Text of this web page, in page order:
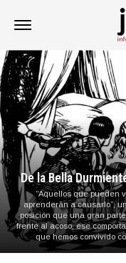
De la Bella
“Aquellos que pueden
aprenderán a causarlo”,
posición que una gran
frente al acoso, ese
que hemos convivido